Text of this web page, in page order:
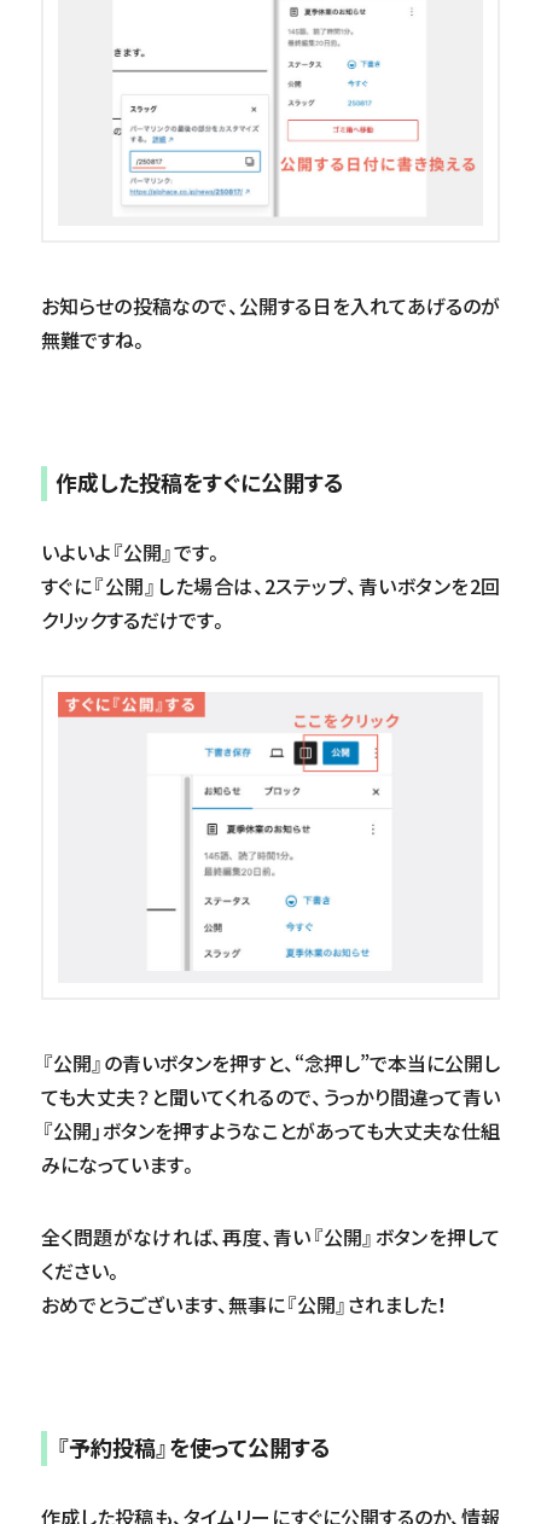
お知らせの投稿なので、公開する日を入れてあげるのが
無難ですね。
作成した投稿をすぐに公開する
いよいよ『公開』です。
すぐに『公開』した場合は、2ステップ、青いボタンを2回
クリックするだけです。
『公開』の青いボタンを押すと、“念押し”で本当に公開し
ても大丈夫？と聞いてくれるので、うっかり間違って青い
『公開」ボタンを押すようなことがあっても大丈夫な仕組
みになっています。
全く問題がなければ、再度、青い『公開』ボタンを押して
ください。
おめでとうございます、無事に『公開』されました！
『予約投稿』を使って公開する
作成した投稿も、タイムリーにすぐに公開するのか、情報